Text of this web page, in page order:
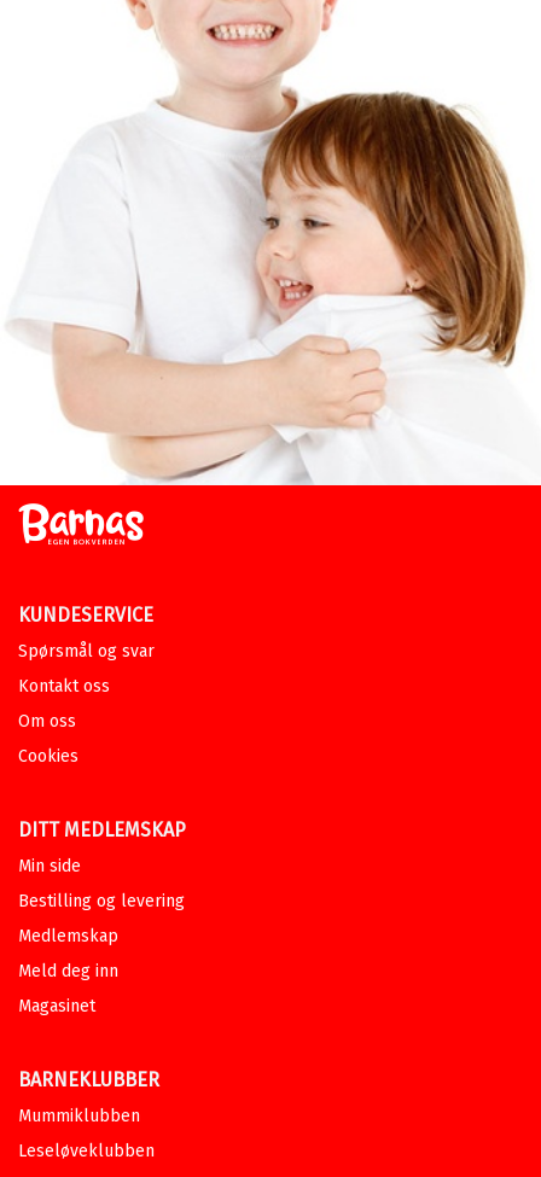
KUNDESERVICE
Spørsmål og svar
Kontakt oss
Om oss
Cookies
DITT MEDLEMSKAP
Min side
Bestilling og levering
Medlemskap
Meld deg inn
Magasinet
BARNEKLUBBER
Mummiklubben
Leseløveklubben